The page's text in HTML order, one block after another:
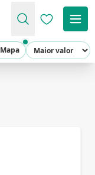
Favoritos
Mapa